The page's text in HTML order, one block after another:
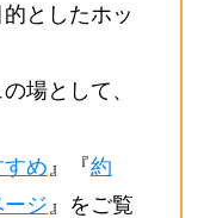
的としたホッ
場として、
め 』『約
ジ 』をご覧